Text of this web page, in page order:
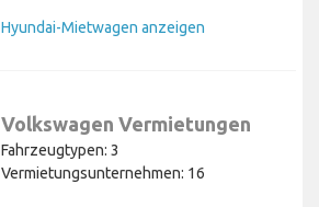
Hyundai-Mietwagen anzeigen
Volkswagen Vermietungen
Fahrzeugtypen: 3
Vermietungsunternehmen: 16